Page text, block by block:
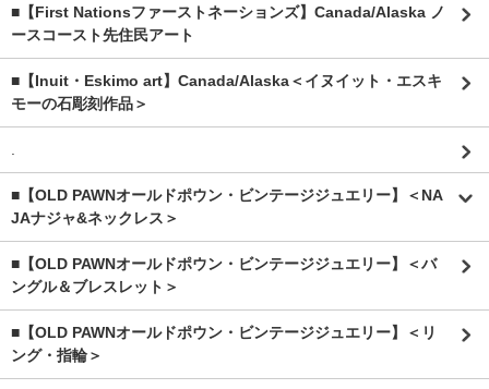
■【First Nationsファーストネーションズ】Canada/Alaska ノ
ースコースト先住民アート
■【Inuit・Eskimo art】Canada/Alaska＜イヌイット・エスキ
モーの石彫刻作品＞
.
■【OLD PAWNオールドポウン・ビンテージジュエリー】＜NA
JAナジャ&ネックレス＞
■【OLD PAWNオールドポウン・ビンテージジュエリー】＜バ
ングル＆ブレスレット＞
■【OLD PAWNオールドポウン・ビンテージジュエリー】＜リ
ング・指輪＞